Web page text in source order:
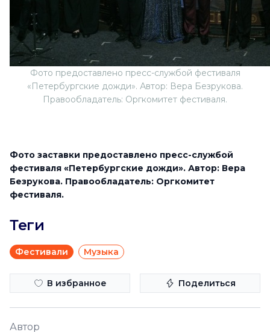
Фото предоставлено пресс-службой фестиваля
«Петербургские дожди». Автор: Вера Безрукова.
Правообладатель: Оргкомитет фестиваля.
Фото заставки предоставлено пресс-службой
фестиваля «Петербургские дожди». Автор: Вера
Безрукова. Правообладатель: Оргкомитет
фестиваля.
Теги
Фестивали Музыка
В избранное Поделиться
Автор